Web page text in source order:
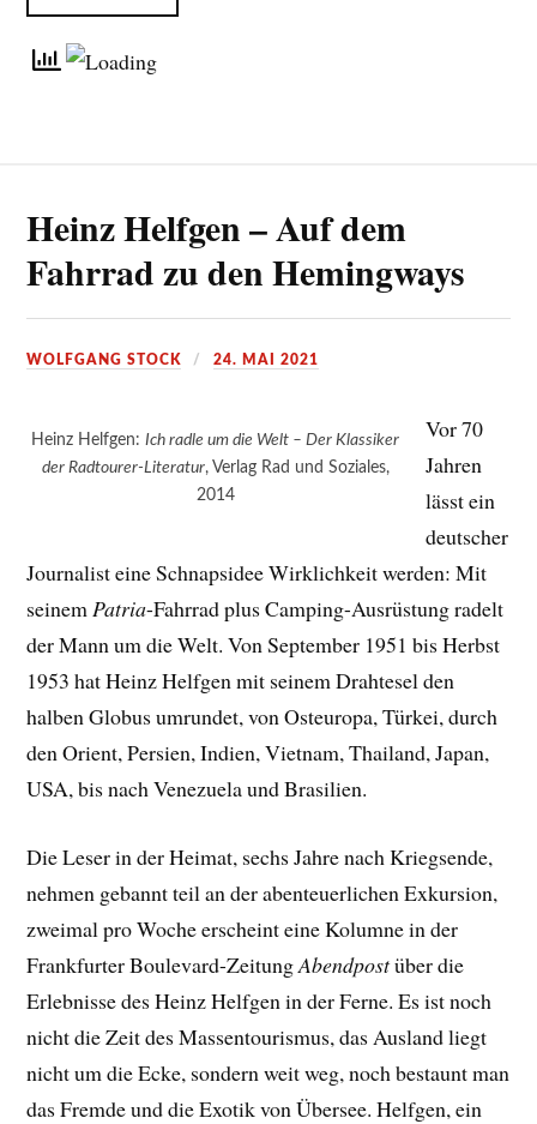
Heinz Helfgen – Auf dem
Fahrrad zu den Hemingways
WOLFGANG STOCK 24. MAI 2021
Heinz Helfgen:Ich radle um die Welt – Der Klassiker
der Radtourer-Literatur, Verlag Rad und Soziales,
2014
Vor 70
Jahren
lässt ein
deutscher
Journalist eine Schnapsidee Wirklichkeit werden: Mit
seinemPatria-Fahrrad plus Camping-Ausrüstung radelt
der Mann um die Welt. Von September 1951 bis Herbst
1953 hat Heinz Helfgen mit seinem Drahtesel den
halben Globus umrundet, von Osteuropa, Türkei, durch
den Orient, Persien, Indien, Vietnam, Thailand, Japan,
USA, bis nach Venezuela und Brasilien.
Die Leser in der Heimat, sechs Jahre nach Kriegsende,
nehmen gebannt teil an der abenteuerlichen Exkursion,
zweimal pro Woche erscheint eine Kolumne in der
Frankfurter Boulevard-ZeitungAbendpostüber die
Erlebnisse des Heinz Helfgen in der Ferne. Es ist noch
nicht die Zeit des Massentourismus, das Ausland liegt
nicht um die Ecke, sondern weit weg, noch bestaunt man
das Fremde und die Exotik von Übersee. Helfgen, ein